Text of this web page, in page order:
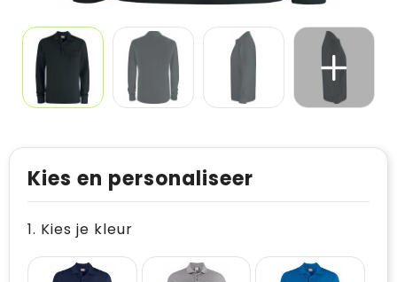
Kies en personaliseer
1. Kies je kleur